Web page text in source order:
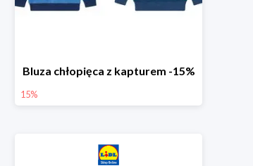
Bluza chłopięca z kapturem -15%
15%